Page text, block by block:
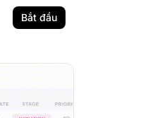
Bắt đầu